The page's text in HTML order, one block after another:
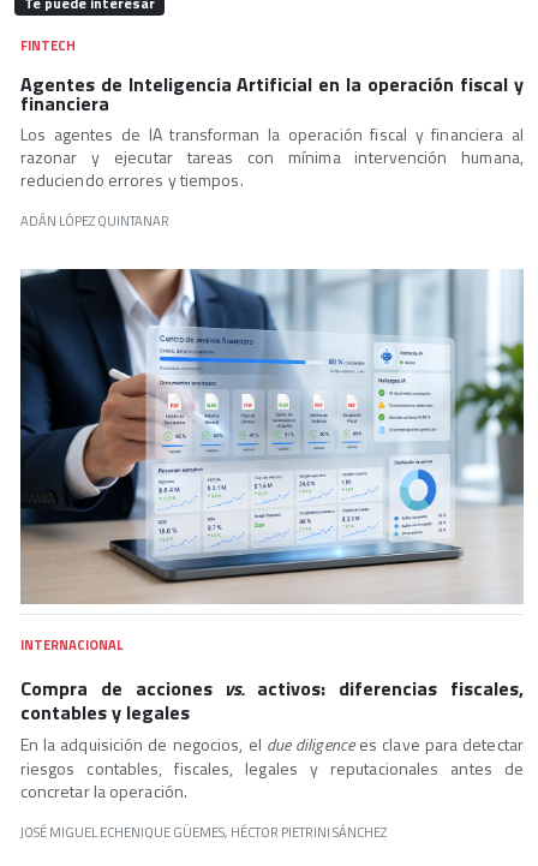
FINTECH
Agentes de Inteligencia Artificial en la operación fiscal y
financiera
Los agentes de IA transforman la operación fiscal y financiera al
razonar y ejecutar tareas con mínima intervención humana,
reduciendo errores y tiempos.
ADÁN LÓPEZ QUINTANAR
INTERNACIONAL
Compra de acciones vs.activos: diferencias fiscales,
contables y legales
En la adquisición de negocios, el due diligencees clave para detectar
riesgos contables, fiscales, legales y reputacionales antes de
concretar la operación.
JOSÉ MIGUEL ECHENIQUE GÜEMES, HÉCTOR PIETRINI SÁNCHEZ